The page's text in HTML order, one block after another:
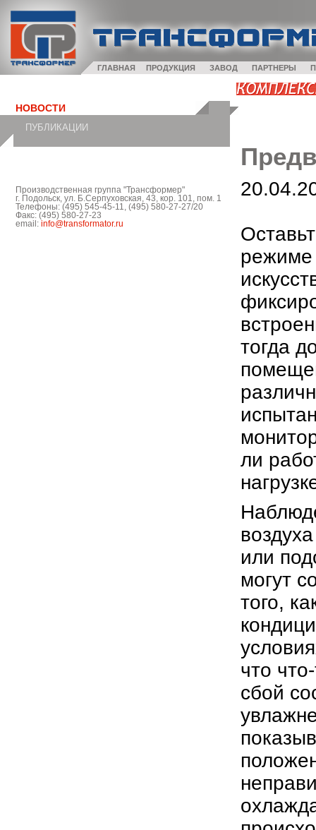
ГЛАВНАЯ ПРОДУКЦИЯ ЗАВОД ПАРТНЕРЫ
НОВОСТИ
ПУБЛИКАЦИИ
Производственная группа "Трансформер"
г. Подольск, ул. Б.Серпуховская, 43, кор. 101, пом. 1
Телефоны: (495) 545-45-11, (495) 580-27-27/20
Факс: (495) 580-27-23
email: info@transformator.ru
режиме
тогда
ли
или
могут
того,
что
сбой